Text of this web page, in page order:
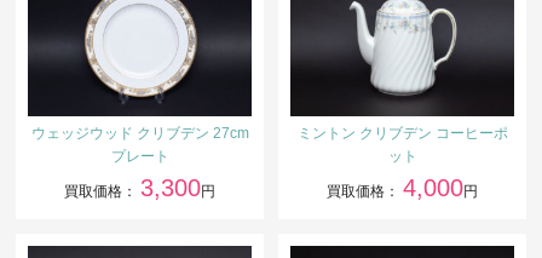
ウェッジウッド クリブデン 27cm
プレート
買取価格： 3,300円
ミントン クリブデン コーヒーポ
ット
買取価格： 4,000円